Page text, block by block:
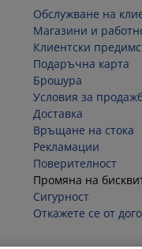
Обслужване на
Магазини и
Клиентски
Подаръчна карта
Брошура
Условия за
Доставка
Връщане на стока
Рекламации
Поверителност
Промяна на
Сигурност
Откажете се от